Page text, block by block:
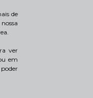
de
ver
em